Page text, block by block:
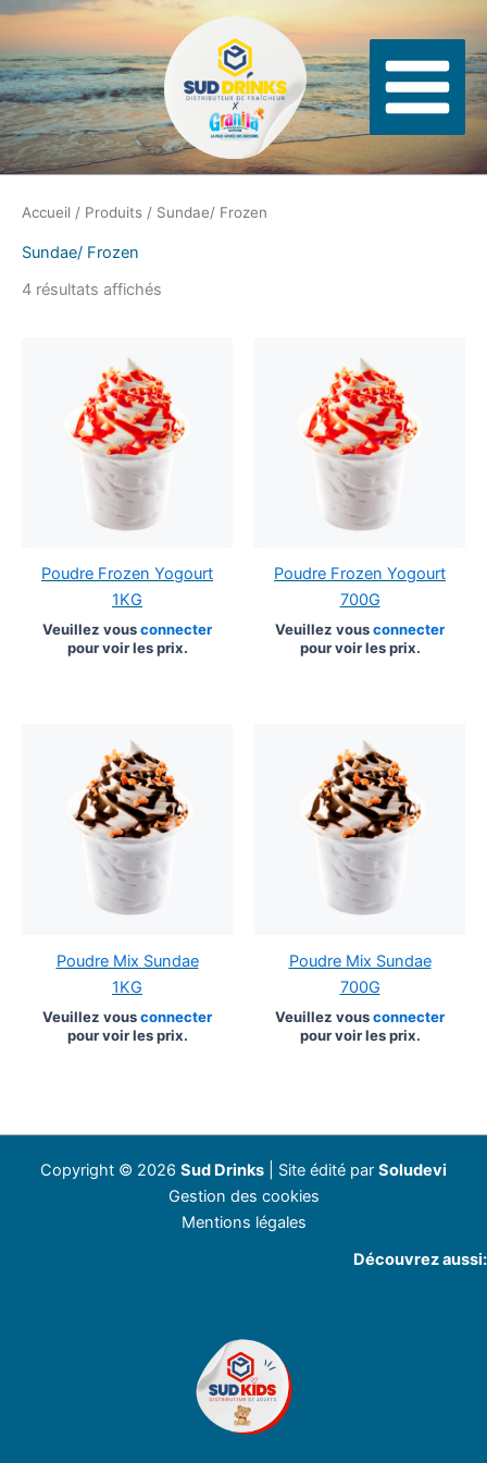
Aller
au
contenu
Accueil / Produits / Sundae/ Frozen
Sundae/ Frozen
4 résultats affichés
Poudre Frozen Yogourt
1KG
Veuillez vousconnecter
pour voir les prix.
Poudre Frozen Yogourt
700G
Veuillez vousconnecter
pour voir les prix.
Poudre Mix Sundae
1KG
Veuillez vousconnecter
pour voir les prix.
Poudre Mix Sundae
700G
Veuillez vousconnecter
pour voir les prix.
Copyright © 2026 Sud Drinks | Site édité par Soludevi
Gestion des cookies
Mentions légales
Découvrez aussi:
Panneau de gestion des cookies